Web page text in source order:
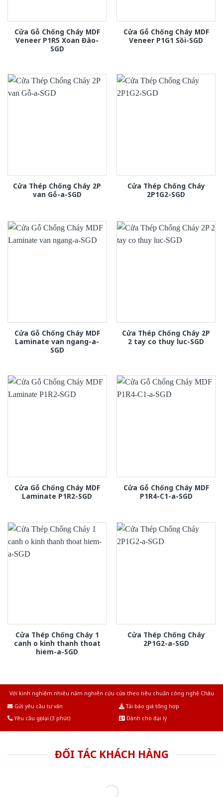
Cửa Gỗ Chống Cháy MDF
Veneer P1R5 Xoan Đào-
SGD
Cửa Gỗ Chống Cháy MDF
Veneer P1G1 Sồi-SGD
Cửa Thép Chống Cháy 2P
van Gỗ-a-SGD
Cửa Thép Chống Cháy
2P1G2-SGD
Cửa Gỗ Chống Cháy MDF
Laminate van ngang-a-
SGD
Cửa Thép Chống Cháy 2P
2 tay co thuy luc-SGD
Cửa Gỗ Chống Cháy MDF
Laminate P1R2-SGD
Cửa Gỗ Chống Cháy MDF
P1R4-C1-a-SGD
Cửa Thép Chống Cháy 1
canh o kinh thanh thoat
hiem-a-SGD
Cửa Thép Chống Cháy
2P1G2-a-SGD
Với kinh nghiệm nhiêu năm nghiên cứu cửa theo tiêu chuẩn công nghệ Châu
Gửi yêu cầu tư vấn
Tải báo giá tổng hợp
Yêu cầu gọi lại (3 phút)
Dành cho đại lý
ĐỐI TÁC KHÁCH HÀNG